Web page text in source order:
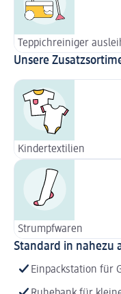
Teppichreiniger
Unsere
Kindertextilien
Strumpfwaren
Standard in nahezu
Einpackstation für